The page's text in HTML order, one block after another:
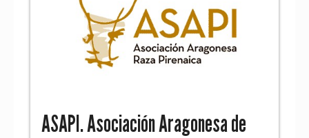
ASAPI. Asociación Aragonesa de